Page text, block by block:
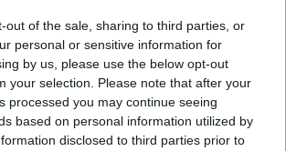
out of the sale, sharing to third parties, or
personal or sensitive information for
by us, please use the below opt-out
your selection. Please note that after your
processed you may continue seeing
based on personal information utilized by
disclosed to third parties prior to
na última jornada entre a equipa de